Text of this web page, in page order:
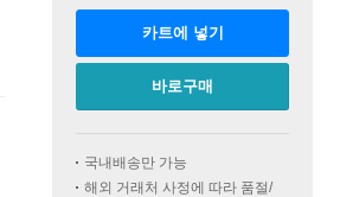
카트에 넣기
바로구매
국내배송만 가능
해외 거래처 사정에 따라 품절/